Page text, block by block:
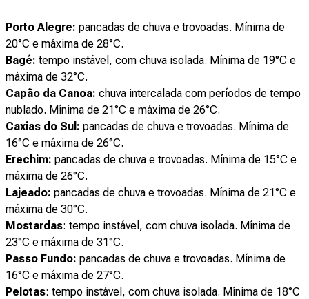
Porto Alegre: pancadas de chuva e trovoadas. Mínima de
20°C e máxima de 28°C.
Bagé: tempo instável, com chuva isolada. Mínima de 19°C e
máxima de 32°C.
Capão da Canoa: chuva intercalada com períodos de tempo
nublado. Mínima de 21°C e máxima de 26°C.
Caxias do Sul: pancadas de chuva e trovoadas. Mínima de
16°C e máxima de 26°C.
Erechim: pancadas de chuva e trovoadas. Mínima de 15°C e
máxima de 26°C.
Lajeado: pancadas de chuva e trovoadas. Mínima de 21°C e
máxima de 30°C.
Mostardas: tempo instável, com chuva isolada. Mínima de
23°C e máxima de 31°C.
Passo Fundo: pancadas de chuva e trovoadas. Mínima de
16°C e máxima de 27°C.
Pelotas: tempo instável, com chuva isolada. Mínima de 18°C